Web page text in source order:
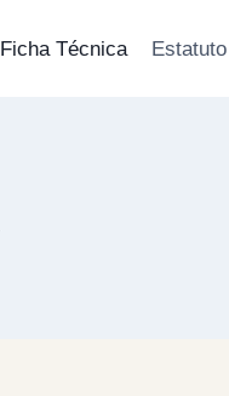
Ficha Técnica